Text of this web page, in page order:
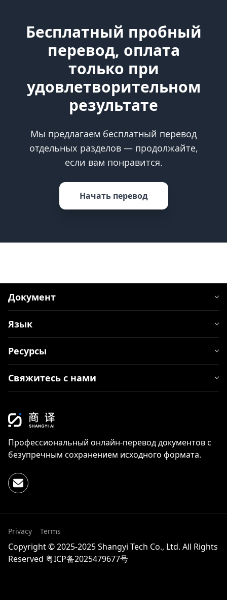
Бесплатный пробный
перевод, оплата
только при
удовлетворительном
результате
Мы предлагаем бесплатный перевод
отдельных разделов — продолжайте,
если вам понравится.
Начать перевод
Документ
Язык
Ресурсы
Свяжитесь с нами
Профессиональный онлайн-перевод документов с
безупречным сохранением исходного формата.
Privacy Terms
Copyright © 2025-2025 Shangyi Tech Co., Ltd. All Rights
Reserved 粤ICP备2025479677号